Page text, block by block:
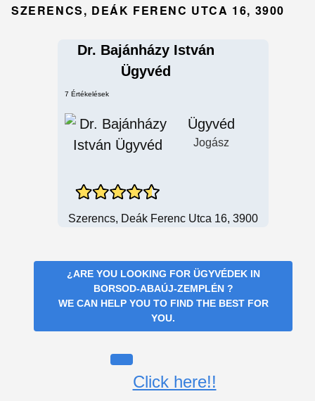
SZERENCS, DEÁK FERENC UTCA 16, 3900
Dr. Bajánházy István
Ügyvéd
7 Értékelések
Ügyvéd
Jogász
Szerencs, Deák Ferenc Utca 16, 3900
¿ARE YOU LOOKING FOR ÜGYVÉDEK IN
BORSOD-ABAÚJ-ZEMPLÉN ?
WE CAN HELP YOU TO FIND THE BEST FOR
YOU.
Click here!!